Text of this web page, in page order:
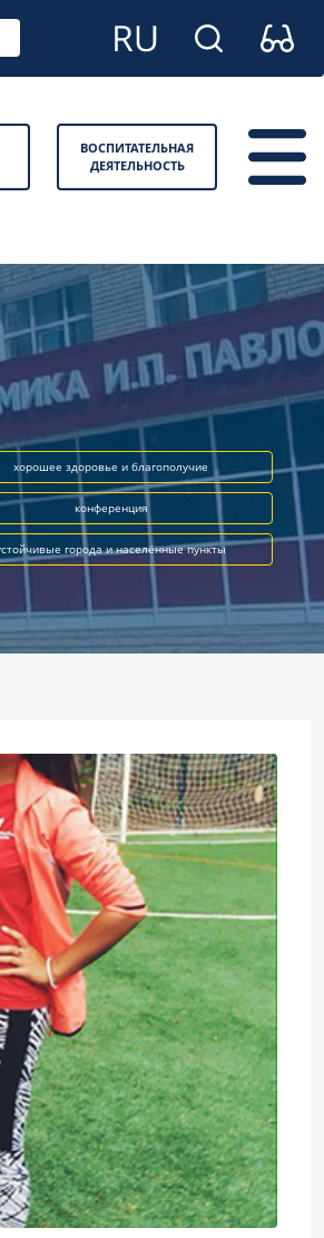
ВОСПИТАТЕЛЬНАЯ
ДЕЯТЕЛЬНОСТЬ
хорошее здоровье и благополучие
конференция
города и населённые пункты